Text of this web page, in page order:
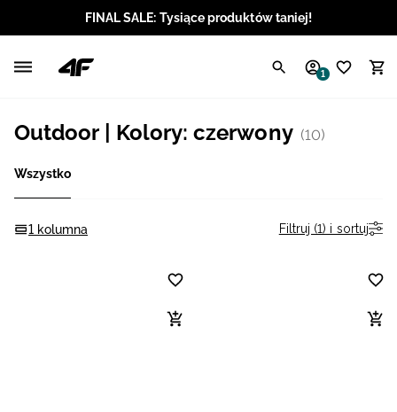
FINAL SALE: Tysiące produktów taniej!
1
Outdoor | Kolory: czerwony (10)
Wszystko
1 kolumna Filtruj (1) i sortuj
Angielski / USD
Chorwacki / EUR